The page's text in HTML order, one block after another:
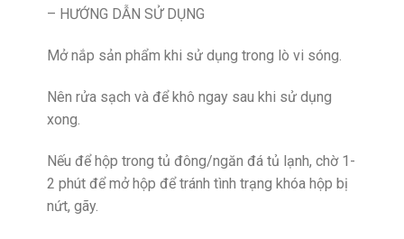
– HƯỚNG DẪN SỬ DỤNG
Mở nắp sản phẩm khi sử dụng trong lò vi sóng.
Nên rửa sạch và để khô ngay sau khi sử dụng
xong.
Nếu để hộp trong tủ đông/ngăn đá tủ lạnh, chờ 1-
2 phút để mở hộp để tránh tình trạng khóa hộp bị
nứt, gãy.